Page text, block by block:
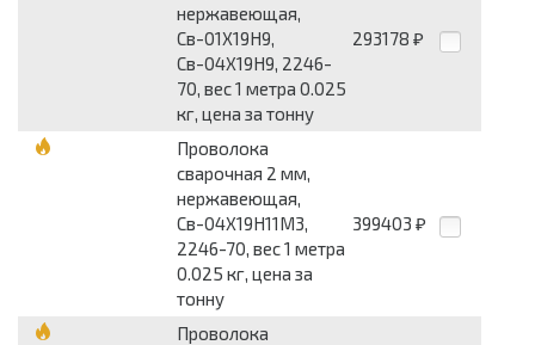
нержавеющая,
Св-01Х19Н9,
Св-04Х19Н9, 2246-
70, вес 1 метра 0.025
кг, цена за тонну
293178 ₽
Проволока
сварочная 2 мм,
нержавеющая,
Св-04Х19Н11М3,
2246-70, вес 1 метра
0.025 кг, цена за
тонну
399403 ₽
Проволока